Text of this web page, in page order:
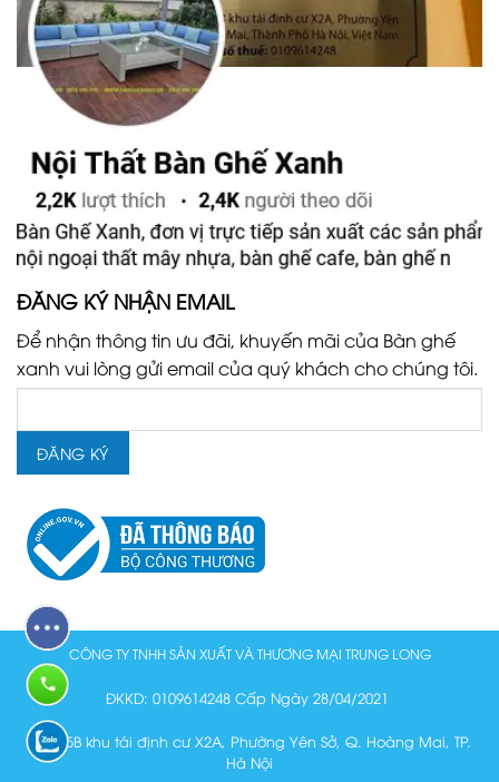
ĐĂNG KÝ NHẬN EMAIL
Để nhận thông tin ưu đãi, khuyến mãi của Bàn ghế
xanh vui lòng gửi email của quý khách cho chúng tôi.
CÔNG TY TNHH SẢN XUẤT VÀ THƯƠNG MẠI TRUNG LONG
ĐKKD: 0109614248 Cấp Ngày 28/04/2021
Lô N15B khu tái định cư X2A, Phường Yên Sở, Q. Hoàng Mai, TP.
Hà Nội